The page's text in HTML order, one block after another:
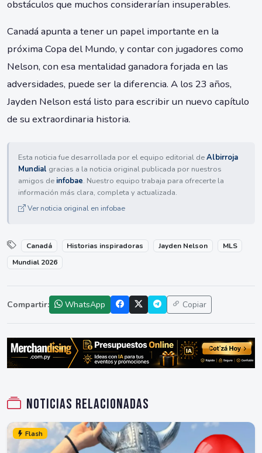
obstáculos que muchos considerarían insuperables.
Canadá apunta a tener un papel importante en la
próxima Copa del Mundo, y contar con jugadores como
Nelson, con esa mentalidad ganadora forjada en las
adversidades, puede ser la diferencia. A los 23 años,
Jayden Nelson está listo para escribir un nuevo capítulo
de su extraordinaria historia.
Esta noticia fue desarrollada por el equipo editorial deAlbirroja
Mundial gracias a la noticia original publicada por nuestros
amigos de infobae. Nuestro equipo trabaja para ofrecerte la
información más clara, completa y actualizada.
Ver noticia original en infobae
Canadá Historias inspiradoras Jayden Nelson
MLS
Mundial 2026
Compartir: WhatsApp Copiar
Noticias relacionadas
Flash